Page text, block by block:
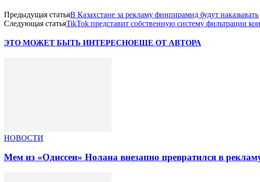
Предыдущая статьяВ Казахстане за рекламу финпирамид будут наказывать
Следующая статьяTikTok представит собственную систему фильтрации
ЭТО МОЖЕТ БЫТЬ ИНТЕРЕСНОЕЩЕ ОТ АВТОРА
НОВОСТИ
Мем из «Одиссеи» Нолана внезапно превратился в